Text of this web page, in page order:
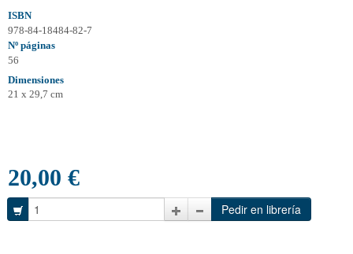
ISBN
978-84-18484-82-7
Nº páginas
56
Dimensiones
21 x 29,7 cm
20,00 €